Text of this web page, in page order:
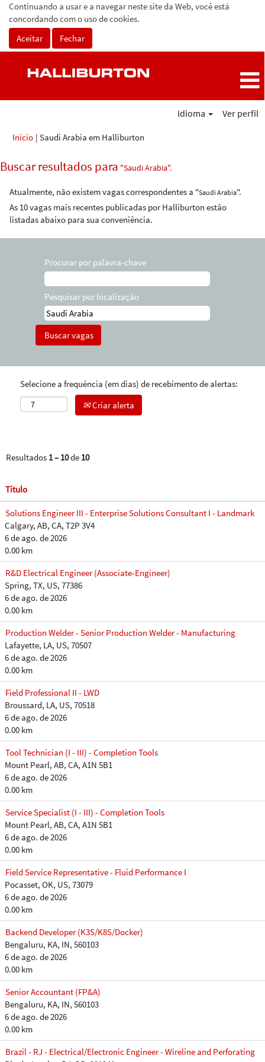
Continuando a usar e a navegar neste site da Web, você está
concordando com o uso de cookies.
Aceitar
Fechar
Idioma Ver perfil
Início | Saudi Arabia em Halliburton
Buscar resultados para "Saudi Arabia".
Atualmente, não existem vagas correspondentes a "Saudi Arabia".
As 10 vagas mais recentes publicadas por Halliburton estão
listadas abaixo para sua conveniência.
Procurar por palavra-chave
Pesquisar por localização
Selecione a frequência (em dias) de recebimento de alertas:
Criar alerta
Resultados 1 – 10de 10
Título
Solutions Engineer III - Enterprise Solutions Consultant I - Landmark
Calgary, AB, CA, T2P 3V4
6 de ago. de 2026
0.00 km
R&D Electrical Engineer (Associate-Engineer)
Spring, TX, US, 77386
6 de ago. de 2026
0.00 km
Production Welder - Senior Production Welder - Manufacturing
Lafayette, LA, US, 70507
6 de ago. de 2026
0.00 km
Field Professional II - LWD
Broussard, LA, US, 70518
6 de ago. de 2026
0.00 km
Tool Technician (I - III) - Completion Tools
Mount Pearl, AB, CA, A1N 5B1
6 de ago. de 2026
0.00 km
Service Specialist (I - III) - Completion Tools
Mount Pearl, AB, CA, A1N 5B1
6 de ago. de 2026
0.00 km
Field Service Representative - Fluid Performance I
Pocasset, OK, US, 73079
6 de ago. de 2026
0.00 km
Backend Developer (K3S/K8S/Docker)
Bengaluru, KA, IN, 560103
6 de ago. de 2026
0.00 km
Senior Accountant (FP&A)
Bengaluru, KA, IN, 560103
6 de ago. de 2026
0.00 km
Brazil - RJ - Electrical/Electronic Engineer - Wireline and Perforating